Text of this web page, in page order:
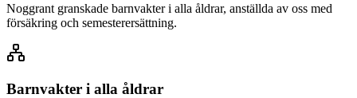
Noggrant granskade barnvakter i alla åldrar, anställda av oss med
försäkring och semesterersättning.
Barnvakter i alla åldrar